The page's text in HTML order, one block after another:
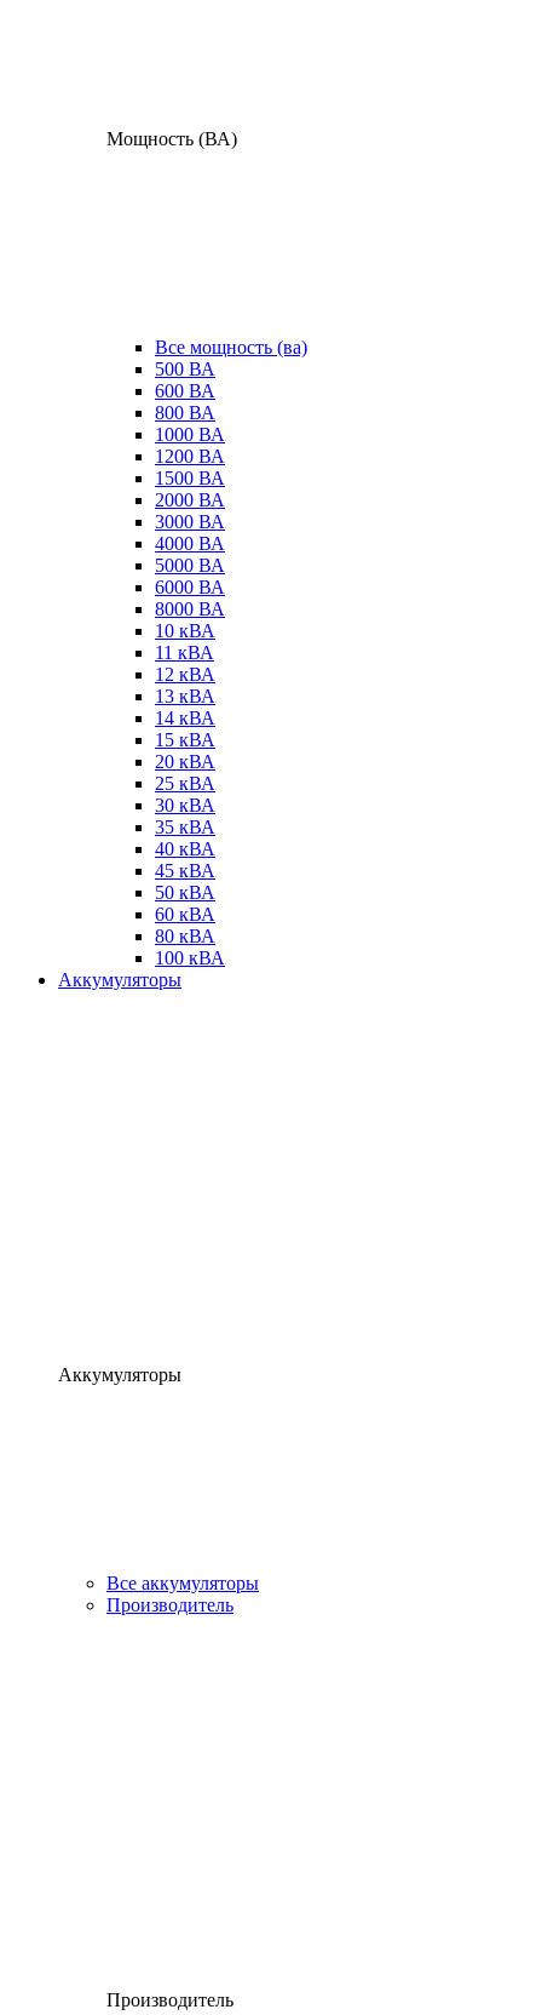
Мощность (ВА)
Все мощность (ва)
500 ВА
600 ВА
800 ВА
1000 ВА
1200 ВА
1500 ВА
2000 ВА
3000 ВА
4000 ВА
5000 ВА
6000 ВА
8000 ВА
10 кВА
11 кВА
12 кВА
13 кВА
14 кВА
15 кВА
20 кВА
25 кВА
30 кВА
35 кВА
40 кВА
45 кВА
50 кВА
60 кВА
80 кВА
100 кВА
Аккумуляторы
Аккумуляторы
Все аккумуляторы
Производитель
Производитель